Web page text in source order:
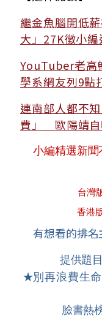
繼金魚腦開低
大」27K徵小編
YouTuber老高
學系網友列9點
連南部人都不
費」 歐陽靖自
小編精選新
台灣
香港
有想看的排
提供題
★別再浪費生
臉書熱